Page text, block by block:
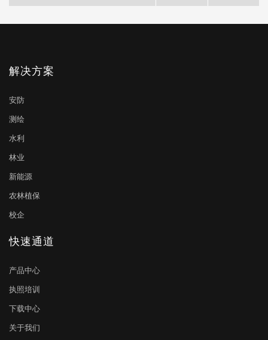
解决方案
安防
测绘
水利
林业
新能源
农林植保
校企
快速通道
产品中心
执照培训
下载中心
关于我们